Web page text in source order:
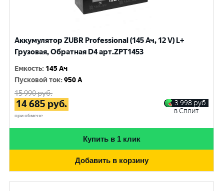
Аккумулятор ZUBR Professional (145 Ач, 12 V) L+
Грузовая, Обратная D4 арт.ZPT1453
Емкость: 145 Ач
Пусковой ток:950 A
15 990руб.
14 685 руб.
при обмене
3 998 руб.
в Сплит
Купить в 1 клик
Добавить в корзину